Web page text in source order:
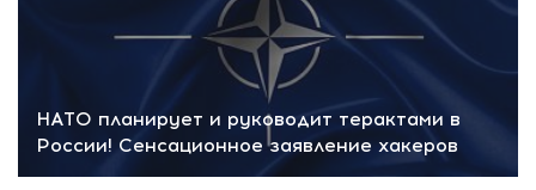
НАТО планирует и руководит терактами в
России! Сенсационное заявление хакеров